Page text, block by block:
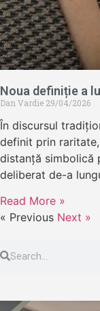
Noua definiție a
Dan Vardie 29/04/2026
În discursul
definit prin
distanță simbolică
deliberat de-a
Read More »
« Previous Next »